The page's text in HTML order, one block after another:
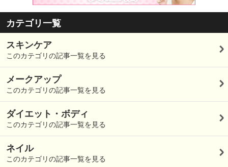
カテゴリ一覧
スキンケア
このカテゴリの記事一覧を見る
メークアップ
このカテゴリの記事一覧を見る
ダイエット・ボディ
このカテゴリの記事一覧を見る
ネイル
このカテゴリの記事一覧を見る